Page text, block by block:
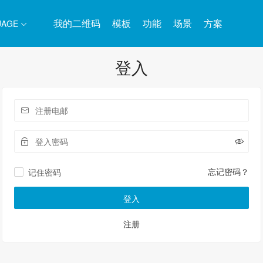
我的二维码 模板 功能 场景 方案
登入
记住密码 忘记密码？
登入
注册